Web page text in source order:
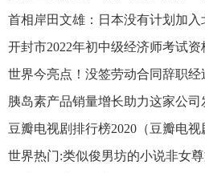
首相岸田文雄：日本没有计划加入
开封市2022年初中级经济师考试
世界今亮点！没签劳动合同辞职经
豆瓣电视剧排行榜2020（豆瓣电视